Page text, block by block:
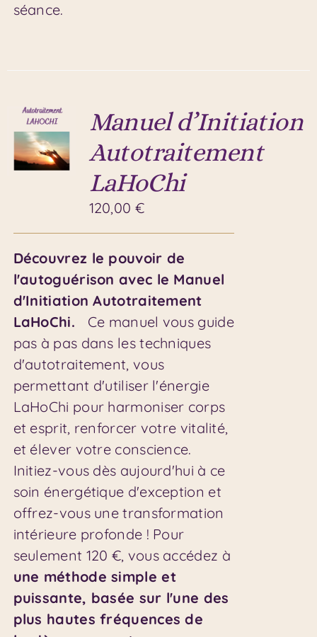
séance.
Manuel d’Initiation
Autotraitement
LaHoChi
120,00 €
Découvrez le pouvoir de
l'autoguérison avec le Manuel
d'Initiation Autotraitement
LaHoChi.
Ce manuel vous guide
pas à pas dans les techniques
d'autotraitement, vous
permettant d'utiliser l'énergie
LaHoChi pour harmoniser corps
et esprit, renforcer votre vitalité,
et élever votre conscience.
Initiez-vous dès aujourd'hui à ce
soin énergétique d'exception et
offrez-vous une transformation
intérieure profonde ! Pour
seulement 120 €, vous accédez à
une méthode simple et
puissante, basée sur l'une des
plus hautes fréquences de